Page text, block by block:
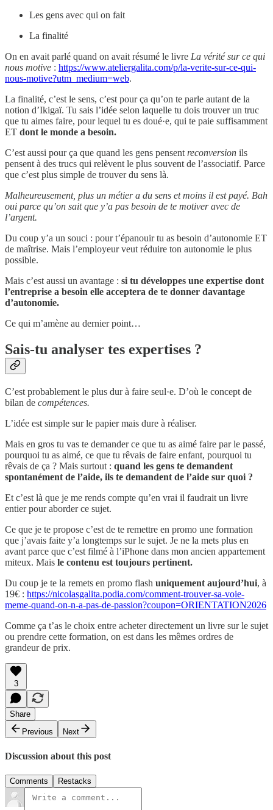
Les gens avec qui on fait
La finalité
On en avait parlé quand on avait résumé le livre La vérité sur ce qui
nous motive : https://www.ateliergalita.com/p/la-verite-sur-ce-qui-
nous-motive?utm_medium=web.
La finalité, c’est le sens, c’est pour ça qu’on te parle autant de la
notion d’Ikigaï. Tu sais l’idée selon laquelle tu dois trouver un truc
que tu aimes faire, pour lequel tu es doué·e, qui te paie suffisamment
ET dont le monde a besoin.
C’est aussi pour ça que quand les gens pensent reconversion ils
pensent à des trucs qui relèvent le plus souvent de l’associatif. Parce
que c’est plus simple de trouver du sens là.
Malheureusement, plus un métier a du sens et moins il est payé. Bah
oui parce qu’on sait que y’a pas besoin de te motiver avec de
l’argent.
Du coup y’a un souci : pour t’épanouir tu as besoin d’autonomie ET
de maîtrise. Mais l’employeur veut réduire ton autonomie le plus
possible.
Mais c’est aussi un avantage : si tu développes une expertise dont
l’entreprise a besoin elle acceptera de te donner davantage
d’autonomie.
Ce qui m’amène au dernier point…
Sais-tu analyser tes expertises ?
C’est probablement le plus dur à faire seul·e. D’où le concept de
bilan de compétences.
L’idée est simple sur le papier mais dure à réaliser.
Mais en gros tu vas te demander ce que tu as aimé faire par le passé,
pourquoi tu as aimé, ce que tu rêvais de faire enfant, pourquoi tu
rêvais de ça ? Mais surtout : quand les gens te demandent
spontanément de l’aide, ils te demandent de l’aide sur quoi ?
Et c’est là que je me rends compte qu’en vrai il faudrait un livre
entier pour aborder ce sujet.
Ce que je te propose c’est de te remettre en promo une formation
que j’avais faite y’a longtemps sur le sujet. Je ne la mets plus en
avant parce que c’est filmé à l’iPhone dans mon ancien appartement
miteux. Mais le contenu est toujours pertinent.
Du coup je te la remets en promo flash uniquement aujourd’hui, à
19€ : https://nicolasgalita.podia.com/comment-trouver-sa-voie-
meme-quand-on-n-a-pas-de-passion?coupon=ORIENTATION2026
Comme ça t’as le choix entre acheter directement un livre sur le sujet
ou prendre cette formation, on est dans les mêmes ordres de
grandeur de prix.
3
Share
Previous
Next
Discussion about this post
Comments Restacks